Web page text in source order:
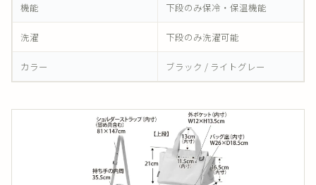
機能 下段のみ保冷・保温機能
洗濯 下段のみ洗濯可能
カラー ブラック / ライトグレー